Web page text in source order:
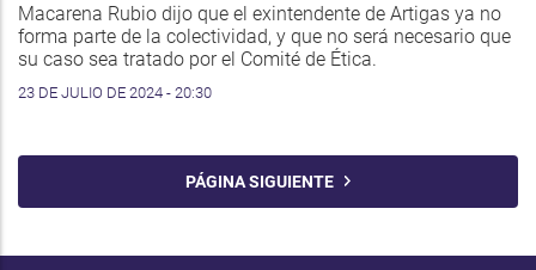
Macarena Rubio dijo que el exintendente de Artigas ya no
forma parte de la colectividad, y que no será necesario que
su caso sea tratado por el Comité de Ética.
23 DE JULIO DE 2024 - 20:30
PÁGINA SIGUIENTE